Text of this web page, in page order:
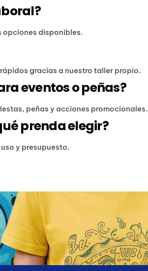
opciones disponibles.
gracias a nuestro taller propio.
eventos o peñas?
peñas y acciones promocionales.
prenda elegir?
y presupuesto.